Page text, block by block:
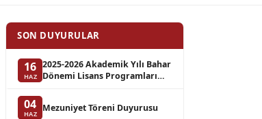
SON DUYURULAR
16
HAZ
2025-2026 Akademik Yılı Bahar
Dönemi Lisans Programları
04
HAZ
Mezuniyet Töreni Duyurusu